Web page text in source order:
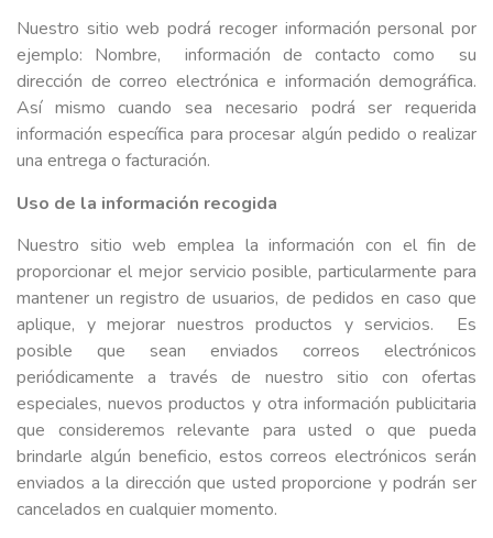
Nuestro sitio web podrá recoger información personal por
ejemplo: Nombre, información de contacto como su
dirección de correo electrónica e información demográfica.
Así mismo cuando sea necesario podrá ser requerida
información específica para procesar algún pedido o realizar
una entrega o facturación.
Uso de la información recogida
Nuestro sitio web emplea la información con el fin de
proporcionar el mejor servicio posible, particularmente para
mantener un registro de usuarios, de pedidos en caso que
aplique, y mejorar nuestros productos y servicios. Es
posible que sean enviados correos electrónicos
periódicamente a través de nuestro sitio con ofertas
especiales, nuevos productos y otra información publicitaria
que consideremos relevante para usted o que pueda
brindarle algún beneficio, estos correos electrónicos serán
enviados a la dirección que usted proporcione y podrán ser
cancelados en cualquier momento.